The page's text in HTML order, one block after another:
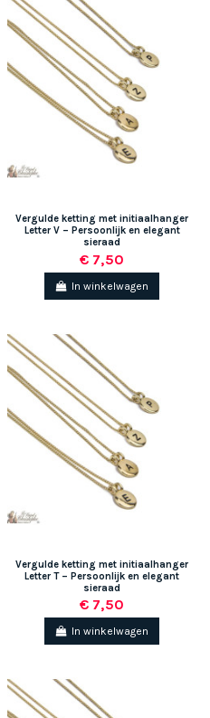
Vergulde ketting met initiaalhanger
Letter V – Persoonlijk en elegant
sieraad
€ 7,50
In winkelwagen
Vergulde ketting met initiaalhanger
Letter T – Persoonlijk en elegant
sieraad
€ 7,50
In winkelwagen